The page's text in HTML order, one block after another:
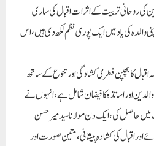
کی روحانی تربیت کے اثرات اقبال کی ساری
والدہ کی یاد میں ایک پوری نظم لکھ دی ہیں ، اس
اقبال کا بچپن فطری کشادگی اور تنوع کے ساتھ
اور اساتذہ کا فیضان شامل ہے ، انہوں نے
میں حاصل کی ، ایک دن مولانا سید میر حسن
میں آئے اور اقبال کی کشادہ پیشانی ، متین صورت اور